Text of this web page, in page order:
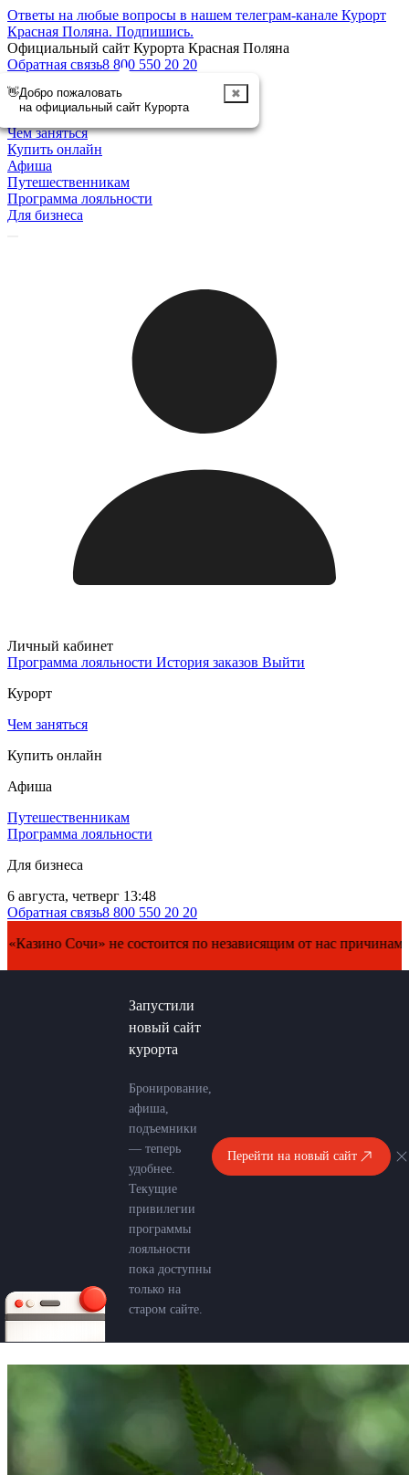
Ответы на любые вопросы в нашем телеграм-канале Курорт
Красная Поляна. Подпишись.
Официальный сайт Курорта Красная Поляна
Обратная связь8 800 550 20 20
👋Добро пожаловать
на официальный сайт Курорта
✖
Отменить
Курорт
Чем заняться
Купить онлайн
Афиша
Путешественникам
Программа лояльности
Для бизнеса
Личный кабинет
Программа лояльности История заказов Выйти
Курорт
Чем заняться
Купить онлайн
Афиша
Путешественникам
Программа лояльности
Для бизнеса
6 августа, четверг 13:48
Обратная связь8 800 550 20 20
Сочи» не состоится по независящим от нас причинам.
Запустили
новый сайт
курорта
Бронирование,
афиша,
подъемники
— теперь
удобнее.
Текущие
привилегии
программы
лояльности
пока доступны
только на
старом сайте.
Перейти на новый сайт